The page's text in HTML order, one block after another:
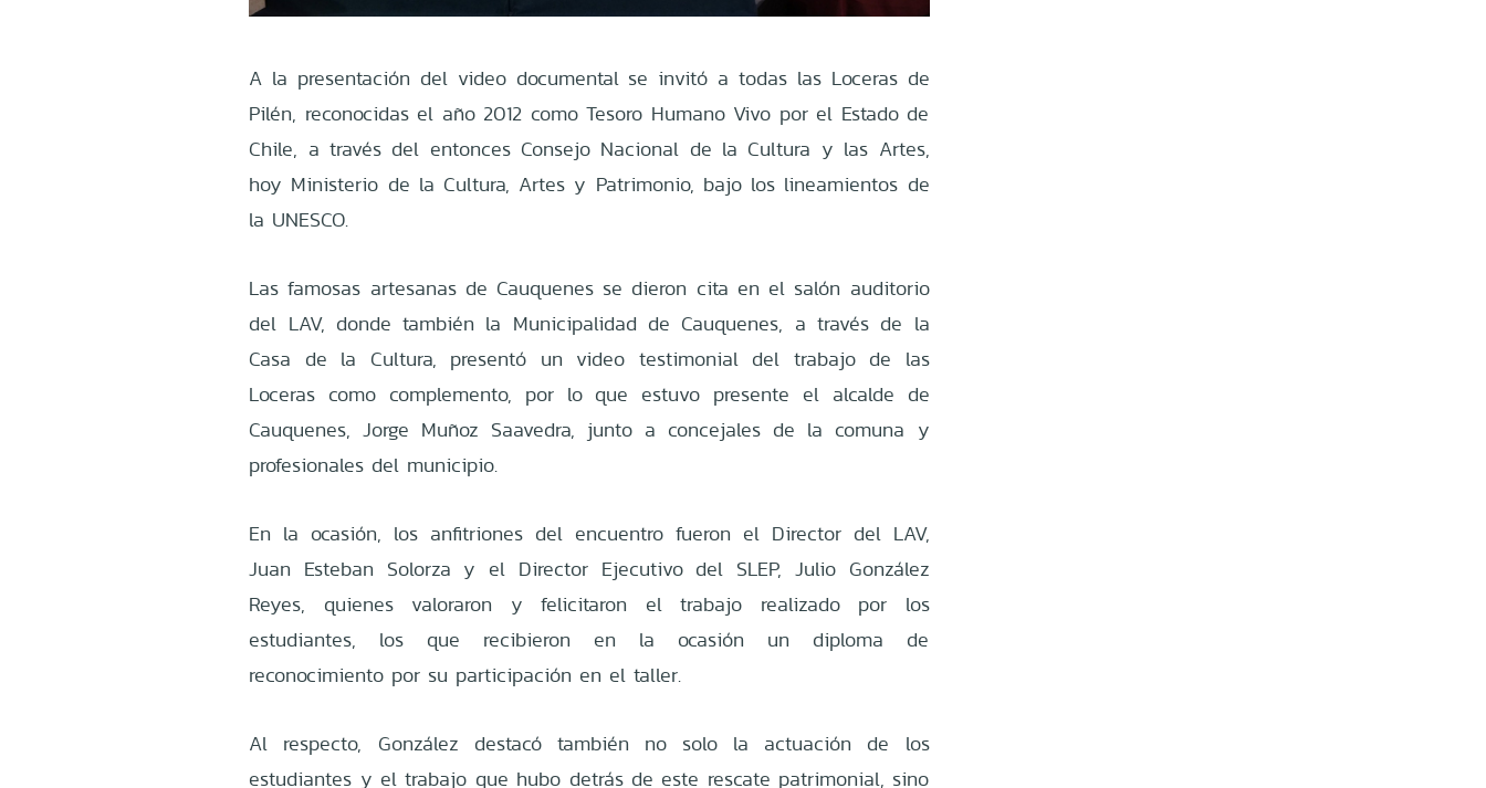
A la presentación del video documental se invitó a todas las Loceras de
Pilén, reconocidas el año 2012 como Tesoro Humano Vivo por el Estado de
Chile, a través del entonces Consejo Nacional de la Cultura y las Artes,
hoy Ministerio de la Cultura, Artes y Patrimonio, bajo los lineamientos de
la UNESCO.
Las famosas artesanas de Cauquenes se dieron cita en el salón auditorio
del LAV, donde también la Municipalidad de Cauquenes, a través de la
Casa de la Cultura, presentó un video testimonial del trabajo de las
Loceras como complemento, por lo que estuvo presente el alcalde de
Cauquenes, Jorge Muñoz Saavedra, junto a concejales de la comuna y
profesionales del municipio.
En la ocasión, los anfitriones del encuentro fueron el Director del LAV,
Juan Esteban Solorza y el Director Ejecutivo del SLEP, Julio González
Reyes, quienes valoraron y felicitaron el trabajo realizado por los
estudiantes, los que recibieron en la ocasión un diploma de
reconocimiento por su participación en el taller.
Al respecto, González destacó también no solo la actuación de los
estudiantes y el trabajo que hubo detrás de este rescate patrimonial, sino